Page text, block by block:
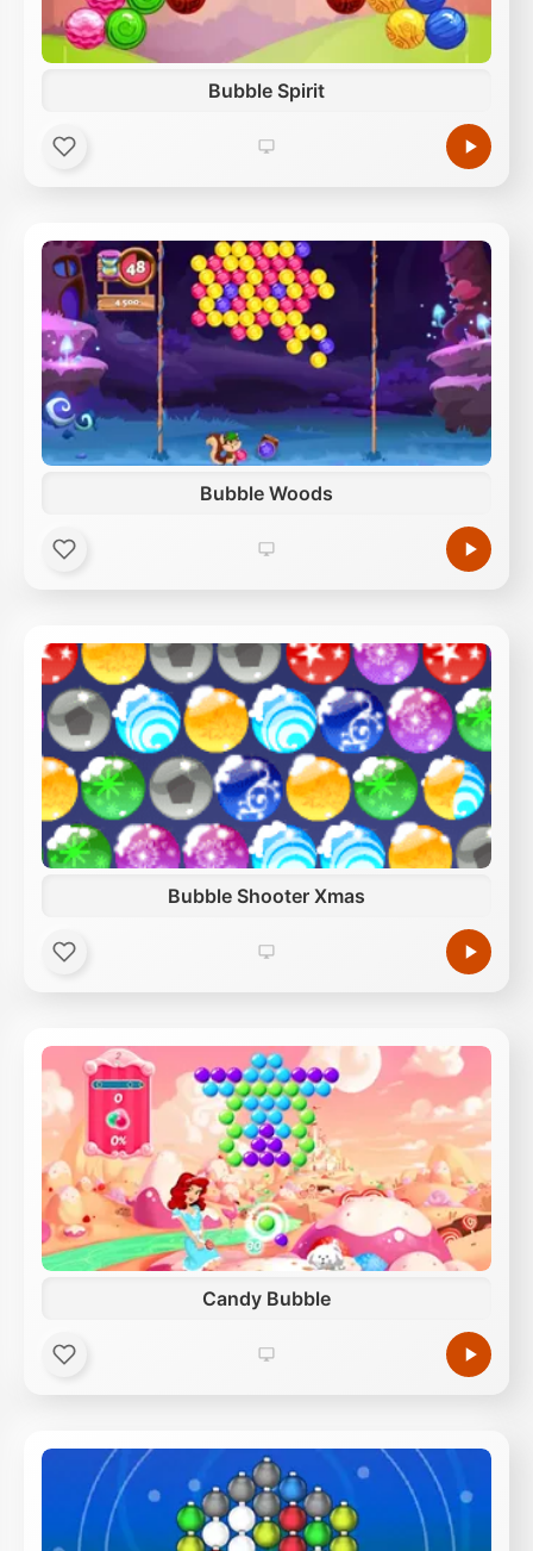
Bubble Spirit
Bubble Woods
Bubble Shooter Xmas
Candy Bubble